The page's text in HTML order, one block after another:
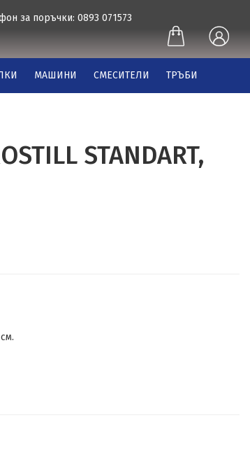
за поръчки: 0893 071573
МАШИНИ СМЕСИТЕЛИ ТРЪБИ
STANDART,